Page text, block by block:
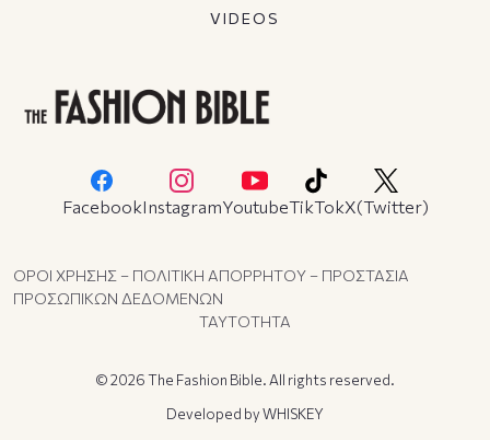
VIDEOS
FacebookInstagramYoutubeTikTokX(Twitter)
ΟΡΟΙ ΧΡΗΣΗΣ – ΠΟΛΙΤΙΚΗ ΑΠΟΡΡΗΤΟΥ – ΠΡΟΣΤΑΣΙΑ
ΠΡΟΣΩΠΙΚΩΝ ΔΕΔΟΜΕΝΩΝ
ΤΑΥΤΟΤΗΤΑ
© 2026 The Fashion Bible. All rights reserved.
Developed byWHISKEY